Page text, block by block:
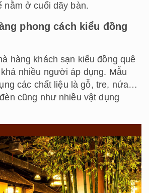
nằm ở cuối dãy bàn.
phong cách kiểu đồng
hàng khách sạn kiểu đồng quê
nhiều người áp dụng. Mẫu
các chất liệu là gỗ, tre, nứa…
cũng như nhiều vật dụng